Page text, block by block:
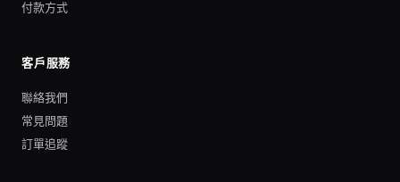
付款方式
客戶服務
聯絡我們
常見問題
訂單追蹤